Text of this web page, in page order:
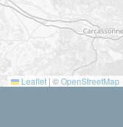
Leaflet | ©OpenStreetMap